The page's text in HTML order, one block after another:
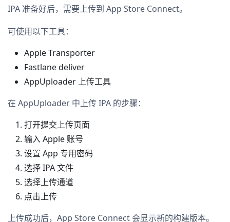
IPA 准备好后，需要上传到 App Store Connect。
可使用以下工具：
Apple Transporter
Fastlane deliver
AppUploader 上传工具
在 AppUploader 中上传 IPA 的步骤：
打开提交上传页面
输入 Apple 账号
设置 App 专用密码
选择 IPA 文件
选择上传通道
点击上传
上传成功后，App Store Connect 会显示新的构建版本。